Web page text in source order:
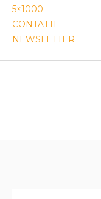
5×1000
CONTATTI
NEWSLETTER